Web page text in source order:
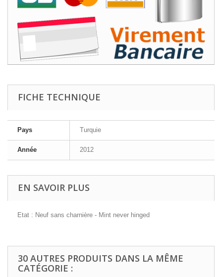
FICHE TECHNIQUE
Pays Turquie
Année 2012
EN SAVOIR PLUS
Etat : Neuf sans charnière - Mint never hinged
30 AUTRES PRODUITS DANS LA MÊME
CATÉGORIE :